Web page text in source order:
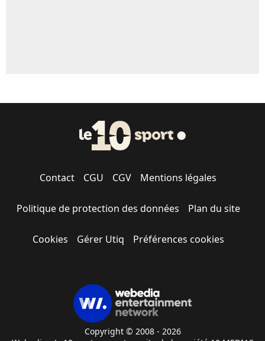
Contact CGU CGV Mentions légales
Politique de protection des données Plan du site
Cookies Gérer Utiq Préférences cookies
Copyright © 2008 - 2026